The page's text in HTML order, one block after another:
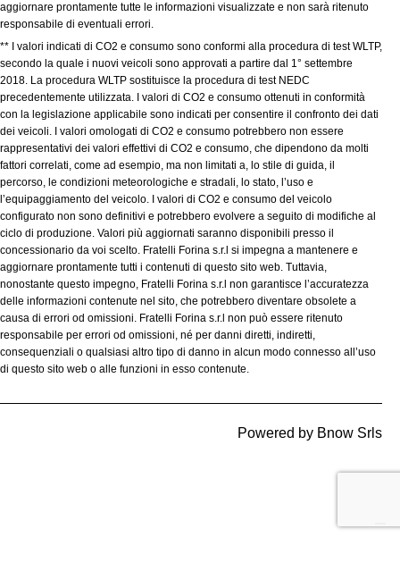
aggiornare prontamente tutte le informazioni visualizzate e non sarà ritenuto
responsabile di eventuali errori.
** I valori indicati di CO2 e consumo sono conformi alla procedura di test WLTP,
secondo la quale i nuovi veicoli sono approvati a partire dal 1° settembre
2018. La procedura WLTP sostituisce la procedura di test NEDC
precedentemente utilizzata. I valori di CO2 e consumo ottenuti in conformità
con la legislazione applicabile sono indicati per consentire il confronto dei dati
dei veicoli. I valori omologati di CO2 e consumo potrebbero non essere
rappresentativi dei valori effettivi di CO2 e consumo, che dipendono da molti
fattori correlati, come ad esempio, ma non limitati a, lo stile di guida, il
percorso, le condizioni meteorologiche e stradali, lo stato, l’uso e
l’equipaggiamento del veicolo. I valori di CO2 e consumo del veicolo
configurato non sono definitivi e potrebbero evolvere a seguito di modifiche al
ciclo di produzione. Valori più aggiornati saranno disponibili presso il
concessionario da voi scelto. Fratelli Forina s.r.l si impegna a mantenere e
aggiornare prontamente tutti i contenuti di questo sito web. Tuttavia,
nonostante questo impegno, Fratelli Forina s.r.l non garantisce l’accuratezza
delle informazioni contenute nel sito, che potrebbero diventare obsolete a
causa di errori od omissioni. Fratelli Forina s.r.l non può essere ritenuto
responsabile per errori od omissioni, né per danni diretti, indiretti,
consequenziali o qualsiasi altro tipo di danno in alcun modo connesso all’uso
di questo sito web o alle funzioni in esso contenute.
Powered by Bnow Srls